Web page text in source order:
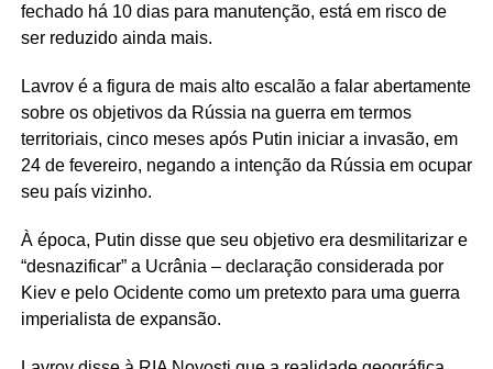
fechado há 10 dias para manutenção, está em risco de
ser reduzido ainda mais.
Lavrov é a figura de mais alto escalão a falar abertamente
sobre os objetivos da Rússia na guerra em termos
territoriais, cinco meses após Putin iniciar a invasão, em
24 de fevereiro, negando a intenção da Rússia em ocupar
seu país vizinho.
À época, Putin disse que seu objetivo era desmilitarizar e
“desnazificar” a Ucrânia – declaração considerada por
Kiev e pelo Ocidente como um pretexto para uma guerra
imperialista de expansão.